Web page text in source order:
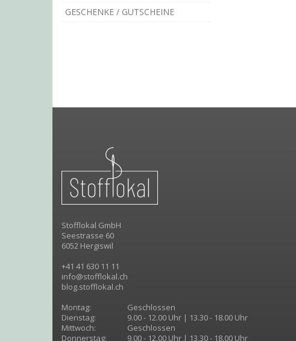
GESCHENKE / GUTSCHEINE
Stofflokal GmbH
Seestrasse 60
6052 Hergiswil
+41 41 630 11 11
info@stofflokal.ch
blog.stofflokal.ch
Montag:
Geschlossen
Dienstag:
9.00 - 12.00 Uhr | 13.30 - 18.00 Uhr
Mittwoch:
Geschlossen
Donnerstag:
9.00 - 12.00 Uhr | 13.30 - 18.00 Uhr